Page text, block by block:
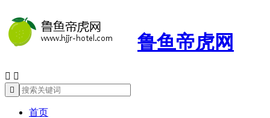
鲁鱼帝虎网
 

首页